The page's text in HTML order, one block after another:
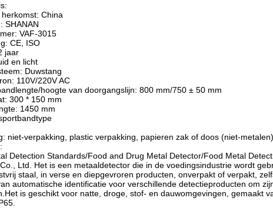
China
SHANAN
VAF-3015
CE, ISO
jaar
en licht
Duwstang
110V/220V AC
hoogte van doorgangslijn: 800 mm/750 ± 50 mm
300 * 150 mm
1450 mm
niet-verpakking, plastic verpakking, papieren zak of doos (niet-
Detection Standards/Food and Drug Metal Detector/Food Metal
Ltd. Het is een metaaldetector die in de voedingsindustrie wordt
staal, in verse en diepgevroren producten, onverpakt of verpakt,
automatische identificatie voor verschillende detectieproducten om
is geschikt voor natte, droge, stof- en dauwomgevingen, gemaakt